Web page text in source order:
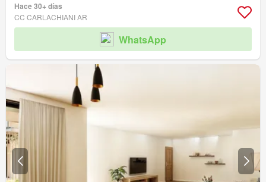
Hace 30+ días
CC CARLACHIANI AR
WhatsApp